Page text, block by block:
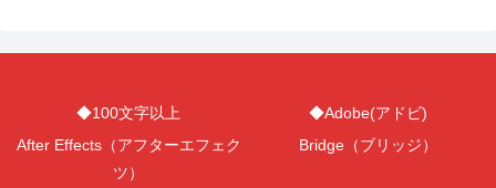
◆100文字以上
◆Adobe(アドビ)
After Effects（アフターエフェク
ツ）
Bridge（ブリッジ）